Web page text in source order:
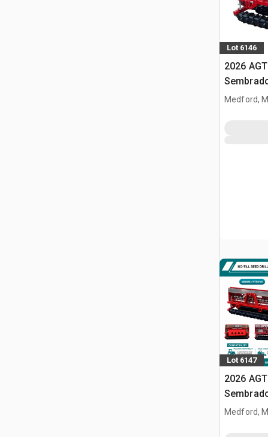
Lot 6146
2026
Medford,
Lot 6147
2026
Medford,